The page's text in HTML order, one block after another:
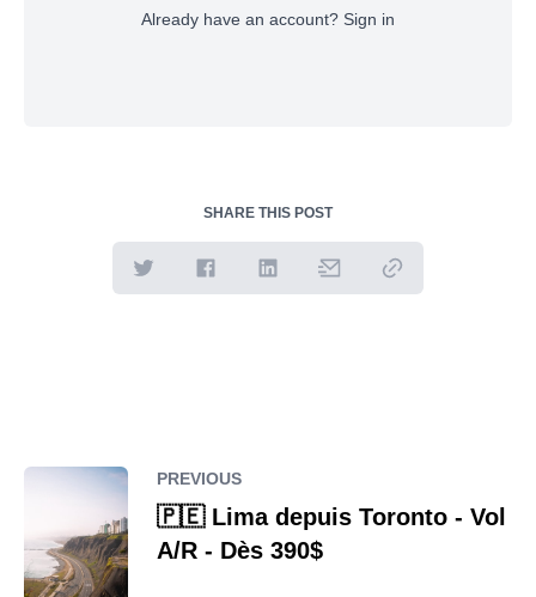
Already have an account? Sign in
SHARE THIS POST
PREVIOUS
🇵🇪 Lima depuis Toronto - Vol
A/R - Dès 390$